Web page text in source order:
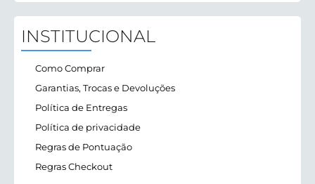
R$ 94,99
INSTITUCIONAL
Como Comprar
Garantias, Trocas e Devoluções
Política de Entregas
Política de privacidade
Regras de Pontuação
Regras Checkout